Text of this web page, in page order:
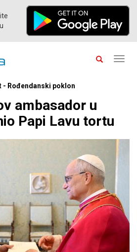
- Rođendanski poklon
ambasador u
Papi Lavu tortu